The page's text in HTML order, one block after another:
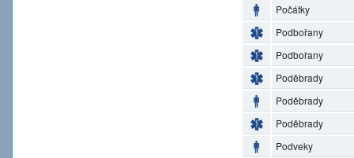
Počátky
Podbořany
Podbořany
Poděbrady
Poděbrady
Poděbrady
Podveky